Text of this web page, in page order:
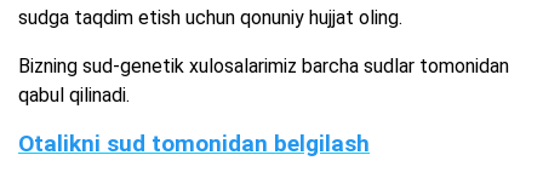
sudga taqdim etish uchun qonuniy hujjat oling.
Bizning sud-genetik xulosalarimiz barcha sudlar tomonidan
qabul qilinadi.
Otalikni sud tomonidan belgilash